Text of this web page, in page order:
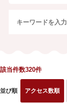
該当件数320件
並び順 アクセス数順